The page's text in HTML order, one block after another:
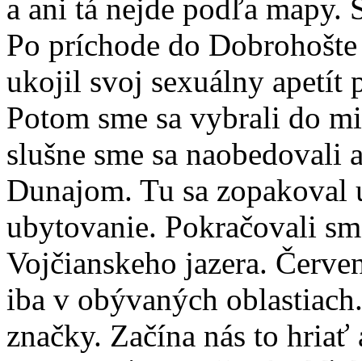
a ani tá nejde podľa mapy.
Po príchode do
ukojil svoj sexuálny apetít
Potom sme sa vybrali do
slušne sme sa
Dunajom. Tu sa
ubytovanie. Pokračovali
Vojčianskeho jazera.
iba v obývaných
značky. Začína nás to hriať